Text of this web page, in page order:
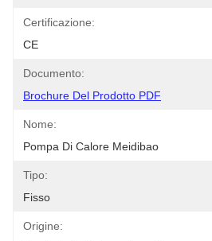
Certificazione:
CE
Documento:
Brochure Del Prodotto PDF
Nome:
Pompa Di Calore Meidibao
Tipo:
Fisso
Origine: